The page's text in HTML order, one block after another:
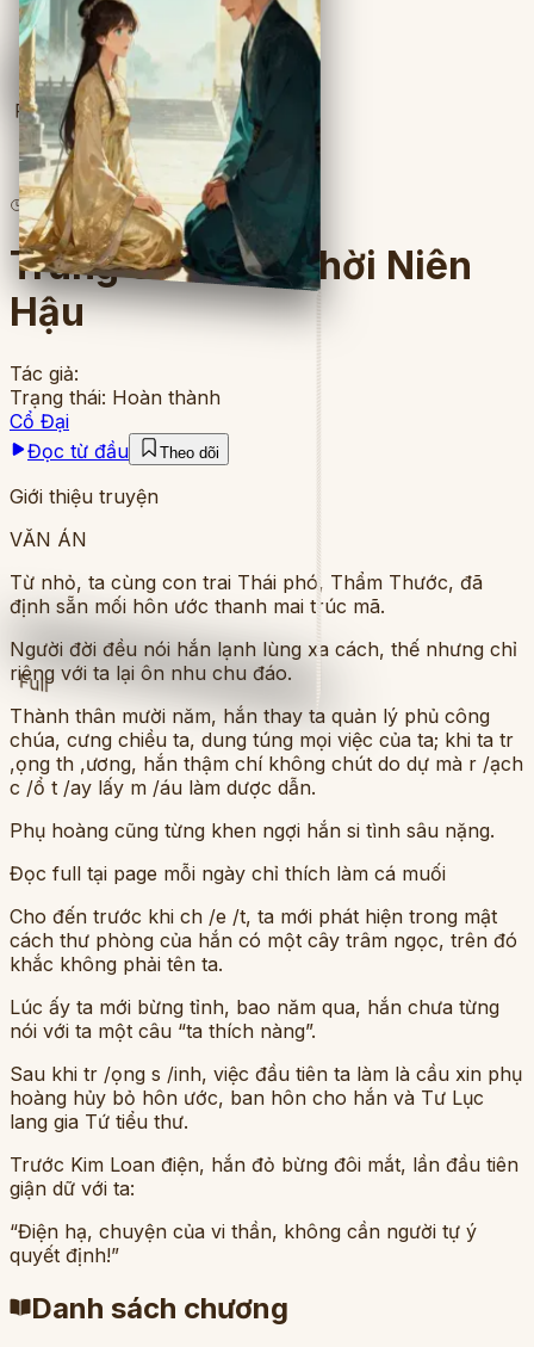
Full
Full
4lượt đọc· 9chương
Trùng Sinh Chi Thời Niên
Hậu
Tác giả:
Trạng thái: Hoàn thành
Cổ Đại
Đọc từ đầu
Theo dõi
Giới thiệu truyện
VĂN ÁN
Từ nhỏ, ta cùng con trai Thái phó, Thẩm Thước, đã
định sẵn mối hôn ước thanh mai trúc mã.
Người đời đều nói hắn lạnh lùng xa cách, thế nhưng chỉ
riêng với ta lại ôn nhu chu đáo.
Thành thân mười năm, hắn thay ta quản lý phủ công
chúa, cưng chiều ta, dung túng mọi việc của ta; khi ta tr
,ọng th ,ương, hắn thậm chí không chút do dự mà r /ạch
c /ổ t /ay lấy m /áu làm dược dẫn.
Phụ hoàng cũng từng khen ngợi hắn si tình sâu nặng.
Đọc full tại page mỗi ngày chỉ thích làm cá muối
Cho đến trước khi ch /e /t, ta mới phát hiện trong mật
cách thư phòng của hắn có một cây trâm ngọc, trên đó
khắc không phải tên ta.
Lúc ấy ta mới bừng tỉnh, bao năm qua, hắn chưa từng
nói với ta một câu “ta thích nàng”.
Sau khi tr /ọng s /inh, việc đầu tiên ta làm là cầu xin phụ
hoàng hủy bỏ hôn ước, ban hôn cho hắn và Tư Lục
lang gia Tứ tiểu thư.
Trước Kim Loan điện, hắn đỏ bừng đôi mắt, lần đầu tiên
giận dữ với ta:
“Điện hạ, chuyện của vi thần, không cần người tự ý
quyết định!”
Danh sách chương